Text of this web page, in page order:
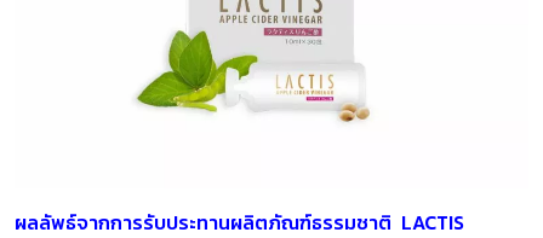
ผลลัพธ์จากการรับประทานผลิตภัณฑ์ธรรมชาติ LACTIS